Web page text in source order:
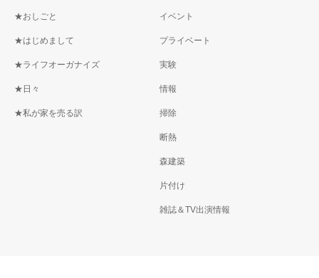
★おしごと
★はじめまして
★ライフオーガナイズ
★日々
★私が家を売る訳
イベント
プライベート
実験
情報
掃除
断熱
森建築
片付け
雑誌＆TV出演情報